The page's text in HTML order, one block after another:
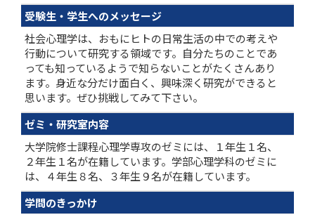
受験生・学生へのメッセージ
社会心理学は、おもにヒトの日常生活の中での考えや
行動について研究する領域です。自分たちのことであ
っても知っているようで知らないことがたくさんあり
ます。身近な分だけ面白く、興味深く研究ができると
思います。ぜひ挑戦してみて下さい。
ゼミ・研究室内容
大学院修士課程心理学専攻のゼミには、１年生１名、
２年生１名が在籍しています。学部心理学科のゼミに
は、４年生８名、３年生９名が在籍しています。
学問のきっかけ